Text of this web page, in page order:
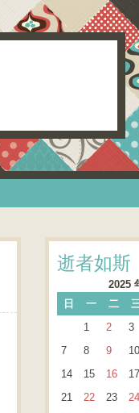
逝者如斯
2025
日
一 二
1
2 3
7
8 9 10
14
15 16 17
21
22 23 24